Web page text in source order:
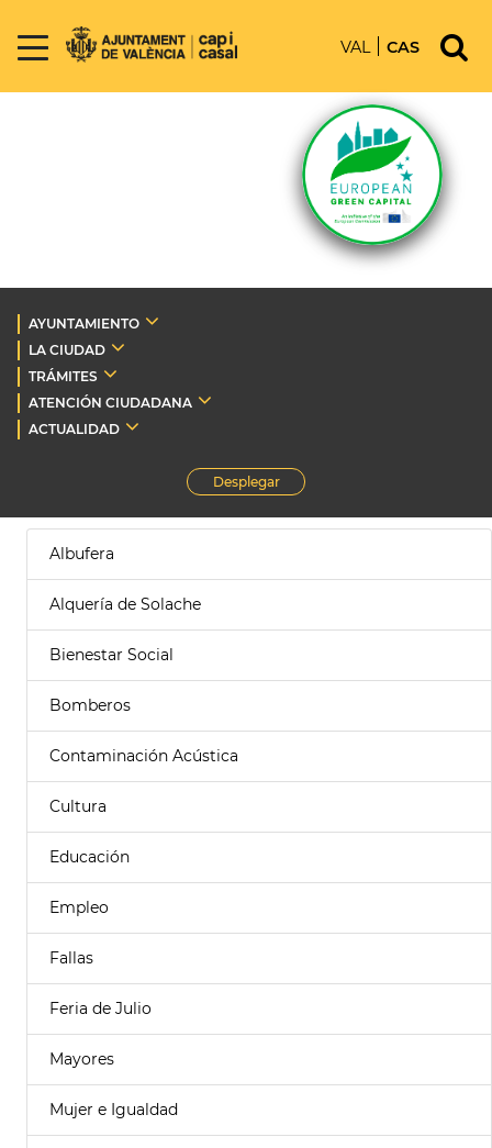
VAL CAS
AYUNTAMIENTO
LA CIUDAD
TRÁMITES
ATENCIÓN CIUDADANA
ACTUALIDAD
Desplegar
Albufera
Alquería de Solache
Bienestar Social
Bomberos
Contaminación Acústica
Cultura
Educación
Empleo
Fallas
Feria de Julio
Mayores
Mujer e Igualdad